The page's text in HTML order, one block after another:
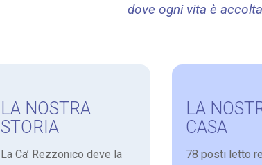
dove ogni vita è
LA NOSTRA
STORIA
La Ca’ Rezzonico deve la
LA
CASA
78 posti letto